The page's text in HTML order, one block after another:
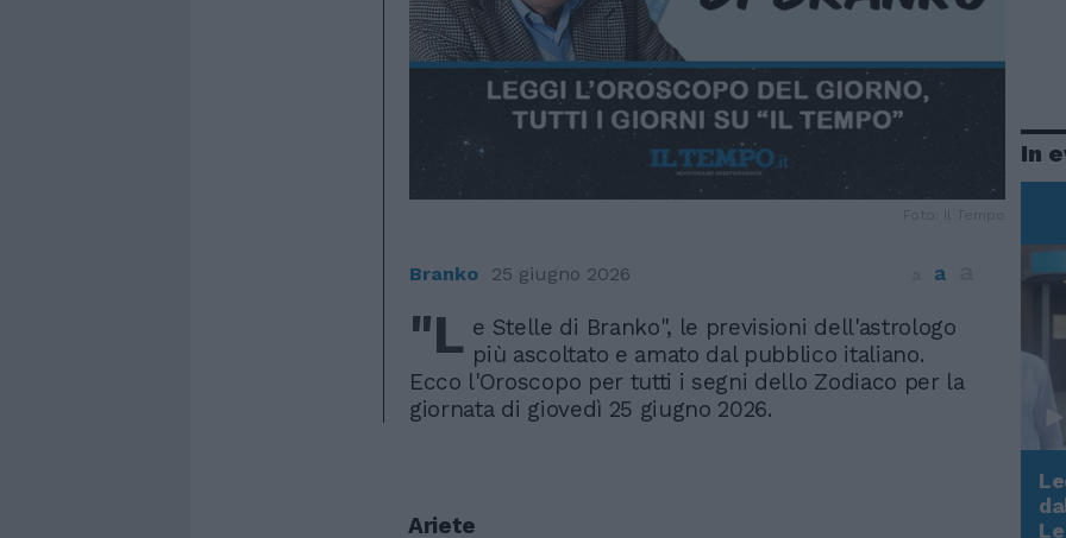
Branko 25 giugno 2026 a
"L e Stelle di Branko", le previsioni dell'astrologo
più ascoltato e amato dal pubblico italiano.
Ecco l'Oroscopo per tutti i segni dello Zodiaco per la
giornata di giovedì 25 giugno 2026.
Ariete
In